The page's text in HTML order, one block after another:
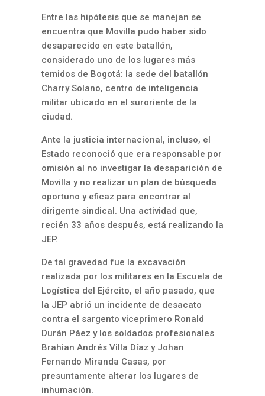
Entre las hipótesis que se manejan se
encuentra que Movilla pudo haber sido
desaparecido en este batallón,
considerado uno de los lugares más
temidos de Bogotá: la sede del batallón
Charry Solano, centro de inteligencia
militar ubicado en el suroriente de la
ciudad.
Ante la justicia internacional, incluso, el
Estado reconoció que era responsable por
omisión al no investigar la desaparición de
Movilla y no realizar un plan de búsqueda
oportuno y eficaz para encontrar al
dirigente sindical. Una actividad que,
recién 33 años después, está realizando la
JEP.
De tal gravedad fue la excavación
realizada por los militares en la Escuela de
Logística del Ejército, el año pasado, que
la JEP abrió un incidente de desacato
contra el sargento viceprimero Ronald
Durán Páez y los soldados profesionales
Brahian Andrés Villa Díaz y Johan
Fernando Miranda Casas, por
presuntamente alterar los lugares de
inhumación.